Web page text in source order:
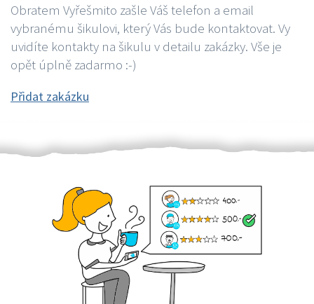
Obratem Vyřešmito zašle Váš telefon a email
vybranému šikulovi, který Vás bude kontaktovat. Vy
uvidíte kontakty na šikulu v detailu zakázky. Vše je
opět úplně zadarmo :-)
Přidat zakázku